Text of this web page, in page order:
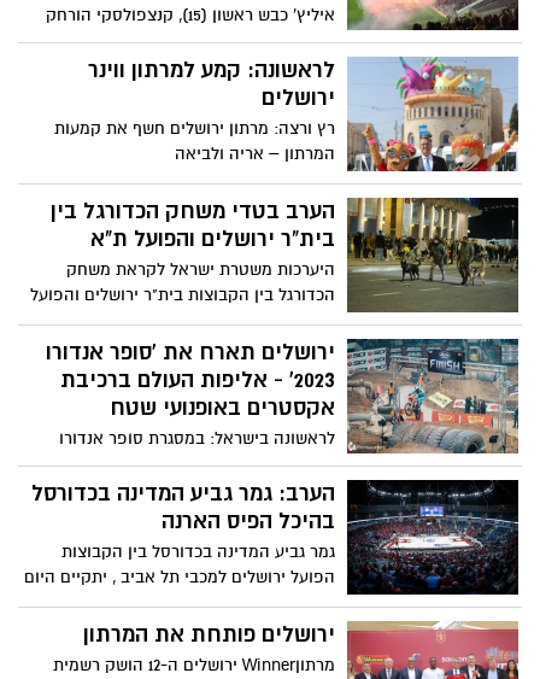
איליץ' כבש ראשון (15), קנצפולסקי הורחק
באדום מוזר (45+3) ואספרייה איזן במספרת
הצהובים-שחורים הסתבכו במירוץ לפלייאוף
לראשונה: קמע למרתון ווינר
ירושלים
רץ ורצה: מרתון ירושלים חשף את קמעות
המרתון – אריה ולביאה
הערב בטדי משחק הכדורגל בין
בית"ר ירושלים והפועל ת"א
היערכות משטרת ישראל לקראת משחק
הכדורגל בין הקבוצות בית"ר ירושלים והפועל
תל-אביב באצטדיון "טדי" והנחיות לציבור
האוהדים
ירושלים תארח את 'סופר אנדורו
2023' - אליפות העולם ברכיבת
אקסטרים באופנועי שטח
לראשונה בישראל: במסגרת סופר אנדורו
תתקיים תערוכת ייחודית המצדיעה לעולם
הדו גלגלי המוטורי בישראל | היכל הפיס ארנה
ירושלים 02-03.03.23
הערב: גמר גביע המדינה בכדורסל
בהיכל הפיס הארנה
גמר גביע המדינה בכדורסל בין הקבוצות
הפועל ירושלים למכבי תל אביב , יתקיים היום
(חמישי), בשעה 20:45 בהיכל הפיס הארנה
ירושלים
ירושלים פותחת את המרתון
מרתוןWinner ירושלים ה-12 הושק רשמית